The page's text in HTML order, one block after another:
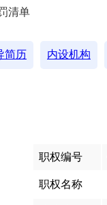
清单
简历 内设机构
职权编号
职权名称